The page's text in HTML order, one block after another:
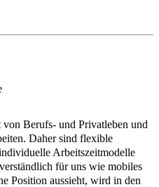
Berufs- und Privatleben und
Daher sind flexible
Arbeitszeitmodelle
für uns wie mobiles
Position aussieht, wird in den